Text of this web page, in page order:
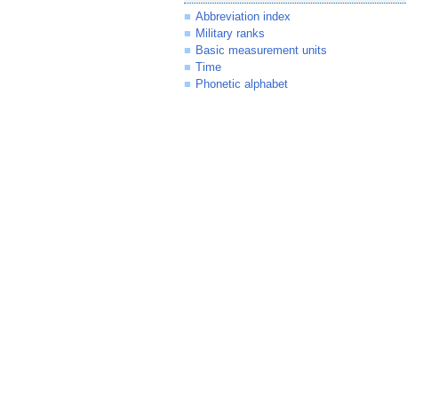
Abbreviation index
Military ranks
Basic measurement units
Time
Phonetic alphabet